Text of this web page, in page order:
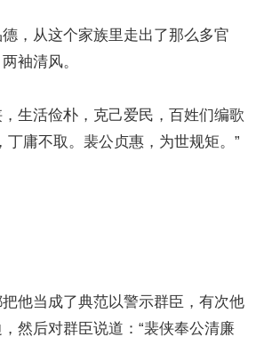
，从这个家族里走出了那么多官
袖清风。
生活俭朴，克己爱民，百姓们编歌
丁庸不取。裴公贞惠，为世规矩。”
他当成了典范以警示群臣，有次他
然后对群臣说道：“裴侠奉公清廉